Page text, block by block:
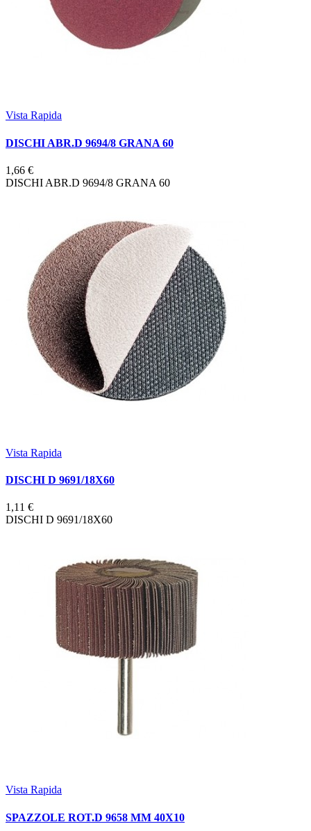
Vista Rapida
DISCHI ABR.D 9694/8 GRANA 60
1,66 €
DISCHI ABR.D 9694/8 GRANA 60
Vista Rapida
DISCHI D 9691/18X60
1,11 €
DISCHI D 9691/18X60
Vista Rapida
SPAZZOLE ROT.D 9658 MM 40X10